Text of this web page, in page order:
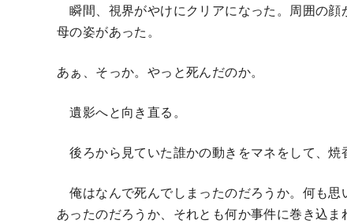
瞬間、視界がやけにクリアになった。周囲の
母の姿があった。
あぁ、そっか。やっと死んだのか。
遺影へと向き直る。
後ろから見ていた誰かの動きをマネをして、焼
俺はなんで死んでしまったのだろうか。何も
あったのだろうか、それとも何か事件に巻き込